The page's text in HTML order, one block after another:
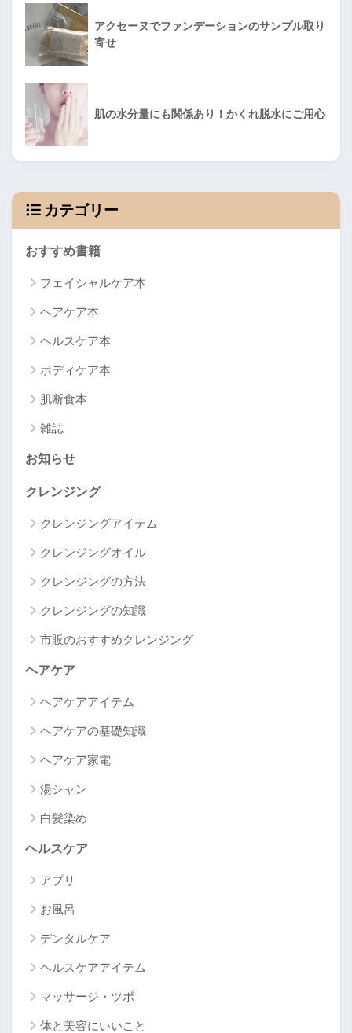
アクセーヌでファンデーションのサンプル取り
寄せ
肌の水分量にも関係あり！かくれ脱水にご用心
カテゴリー
おすすめ書籍
フェイシャルケア本
ヘアケア本
ヘルスケア本
ボディケア本
肌断食本
雑誌
お知らせ
クレンジング
クレンジングアイテム
クレンジングオイル
クレンジングの方法
クレンジングの知識
市販のおすすめクレンジング
ヘアケア
ヘアケアアイテム
ヘアケアの基礎知識
ヘアケア家電
湯シャン
白髪染め
ヘルスケア
アプリ
お風呂
デンタルケア
ヘルスケアアイテム
マッサージ・ツボ
体と美容にいいこと